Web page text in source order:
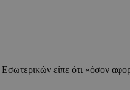
είπε ότι «όσον